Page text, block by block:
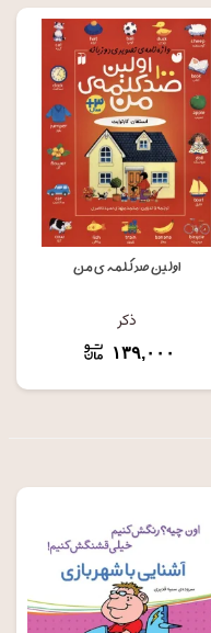
اولین صد کلمه ی من
ذکر
۱۳۹,۰۰۰